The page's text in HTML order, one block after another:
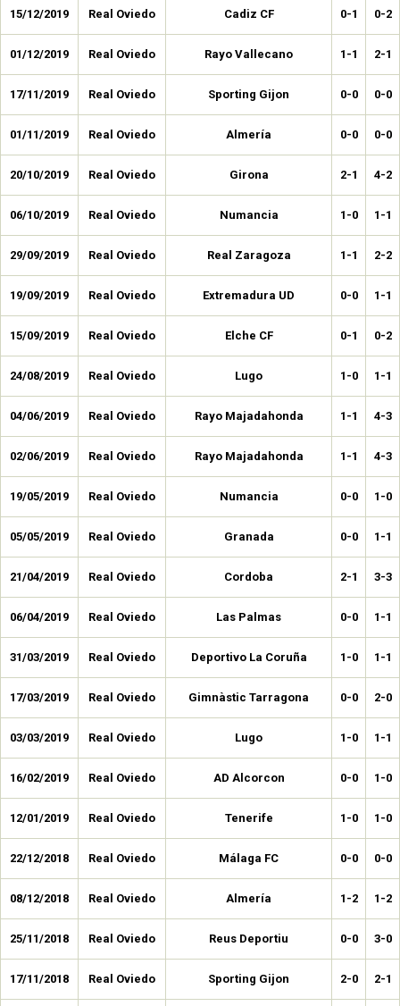
15/12/2019 Real Oviedo Cadiz CF 0-1 0-2
01/12/2019 Real Oviedo Rayo Vallecano 1-1 2-1
17/11/2019 Real Oviedo Sporting Gijon 0-0 0-0
01/11/2019 Real Oviedo Almería 0-0 0-0
20/10/2019 Real Oviedo Girona 2-1 4-2
06/10/2019 Real Oviedo Numancia 1-0 1-1
29/09/2019 Real Oviedo Real Zaragoza 1-1 2-2
19/09/2019 Real Oviedo Extremadura UD 0-0 1-1
15/09/2019 Real Oviedo Elche CF 0-1 0-2
24/08/2019 Real Oviedo Lugo 1-0 1-1
04/06/2019 Real Oviedo Rayo Majadahonda 1-1 4-3
02/06/2019 Real Oviedo Rayo Majadahonda 1-1 4-3
19/05/2019 Real Oviedo Numancia 0-0 1-0
05/05/2019 Real Oviedo Granada 0-0 1-1
21/04/2019 Real Oviedo Cordoba 2-1 3-3
06/04/2019 Real Oviedo Las Palmas 0-0 1-1
31/03/2019 Real Oviedo Deportivo La Coruña 1-0 1-1
17/03/2019 Real Oviedo Gimnàstic Tarragona 0-0 2-0
03/03/2019 Real Oviedo Lugo 1-0 1-1
16/02/2019 Real Oviedo AD Alcorcon 0-0 1-0
12/01/2019 Real Oviedo Tenerife 1-0 1-0
22/12/2018 Real Oviedo Málaga FC 0-0 0-0
08/12/2018 Real Oviedo Almería 1-2 1-2
25/11/2018 Real Oviedo Reus Deportiu 0-0 3-0
17/11/2018 Real Oviedo Sporting Gijon 2-0 2-1